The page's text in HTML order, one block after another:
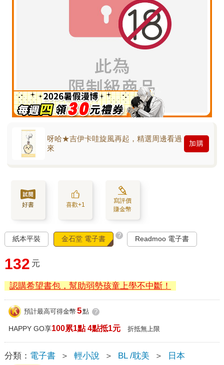
呀哈★吉伊卡哇旋風再起，精選周邊看過
來
加購
好書 喜歡+1
寫評價
賺金幣
紙本平裝 金石堂 電子書 ? Readmoo 電子書
132 元
認購希望書包，幫助弱勢孩童上學不中斷！
預計最高可得金幣 5點 ?
HAPPY GO享100累1點 4點抵1元 折抵無上限
分類： 電子書 ＞ 輕小說 ＞ BL /耽美 ＞ 日本